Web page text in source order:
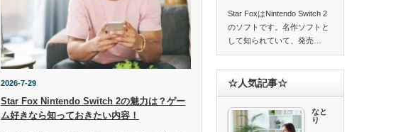
2026-7-29
Star Fox Nintendo Switch 2の魅力は？ゲー
ム好きなら知っておきたい内容！
Star FoxはNintendo Switch 2
のソフトです。名作ソフトと
して知られていて、発売…
☆人気記事☆
なと
り